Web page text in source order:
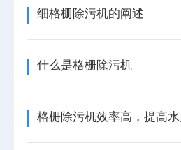
细格栅除污机的阐述
什么是格栅除污机